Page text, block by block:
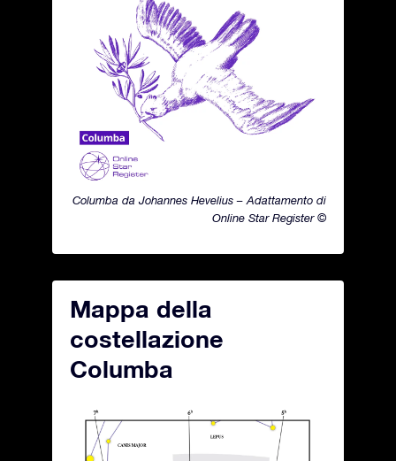
Columba da Johannes Hevelius – Adattamento di
Online Star Register ©
Mappa della
costellazione
Columba